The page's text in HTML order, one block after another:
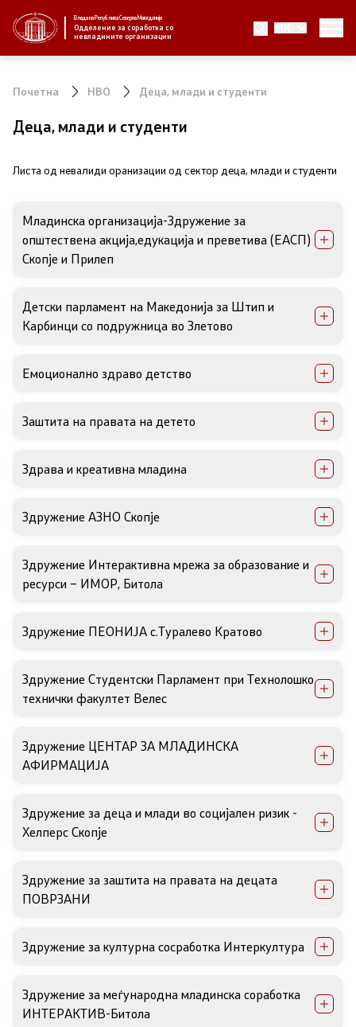
Влада на Република Северна Македонија
Одделение за соработка со
невладините организации
MK
За нас
Стратегии по години
Спроведување на стратегија
Документи
Документи
Совет
За советот
Записници и дневни редови од седниците на
Контакт
НВО
Основање на здружение
Предлози
Дијалог меѓу Владата и граѓанскиот сектор
Отворени денови за иницијативи на граѓанските
организации
Почетна НВО Деца, млади и студенти
Деца, млади и студенти
Листа од невалиди оранизации од сектор деца, млади и студенти
Mладинска организација-Здружение за
општествена акција,едукација и преветива (ЕАСП)
Скопје и Прилеп
Детски парламент на Македонија за Штип и
Карбинци со подружница во Злетово
Емоционално здраво детство
Заштита на правата на детето
Здрава и креативна младина
Здружение АЗНО Скопје
Здружение Интерактивна мрежа за образование и
ресурси – ИМОР, Битола
Здружение ПЕОНИЈА с.Туралево Кратово
Здружение Студентски Парламент при Технолошко
технички факултет Велес
Здружение ЦЕНТАР ЗА МЛАДИНСКА
АФИРМАЦИЈА
Здружение за деца и млади во социјален ризик -
Хелперс Скопје
Здружение за заштита на правата на децата
ПОВРЗАНИ
Здружение за културна сосработка Интеркултура
Здружение за меѓународна младинска соработка
ИНТЕРАКТИВ-Битола